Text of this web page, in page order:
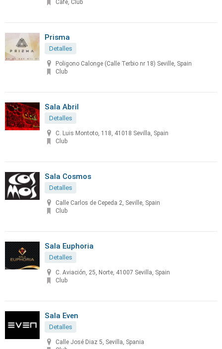
Café, Club
Prisma
Detalles
Poligono Calonge (Calle Terbio nr 18) Seville, Spain
Club
Sala Abril
Detalles
C. Luis Montoto, 118, 41018 Sevilla, Spain
Club
Sala Cosmos
Detalles
Calle Carlos de Cepeda 2, Seville, Spain
Club
Sala Euphoria
Detalles
C. Aviación, 25, Norte, 41007 Sevilla, Spain
Club
Sala Even
Detalles
Calle José Diaz 5, Sevilla, Spania